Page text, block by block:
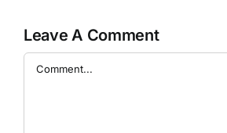
Leave A Comment
Comment